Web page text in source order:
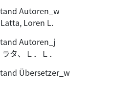
Autoren_w
Loren L.
Autoren_j
タ、Ｌ．Ｌ．
Übersetzer_w